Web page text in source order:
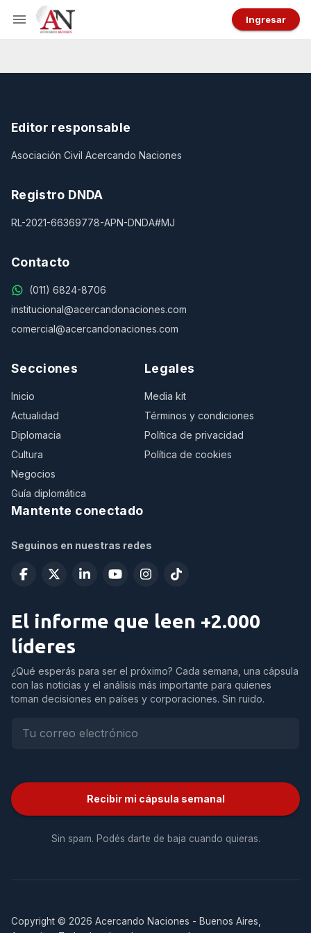
Ingresar
Editor responsable
Asociación Civil Acercando Naciones
Registro DNDA
RL-2021-66369778-APN-DNDA#MJ
Contacto
(011) 6824-8706
institucional@acercandonaciones.com
comercial@acercandonaciones.com
Secciones
Inicio
Actualidad
Diplomacia
Cultura
Negocios
Guía diplomática
Legales
Media kit
Términos y condiciones
Política de privacidad
Política de cookies
Mantente conectado
Seguinos en nuestras redes
El informe que leen +2.000
líderes
¿Qué esperás para ser el próximo? Cada semana, una cápsula
con las noticias y el análisis más importante para quienes
toman decisiones en países y corporaciones. Sin ruido.
Recibir mi cápsula semanal
Sin spam. Podés darte de baja cuando quieras.
Copyright © 2026 Acercando Naciones - Buenos Aires,